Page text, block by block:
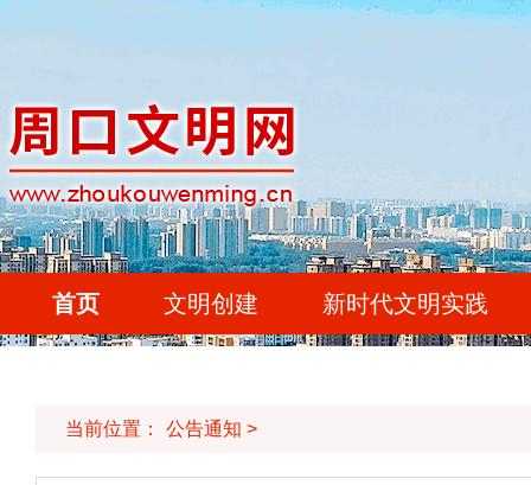
首页 文明创建 新时代文明实践
当前位置： 公告通知 >